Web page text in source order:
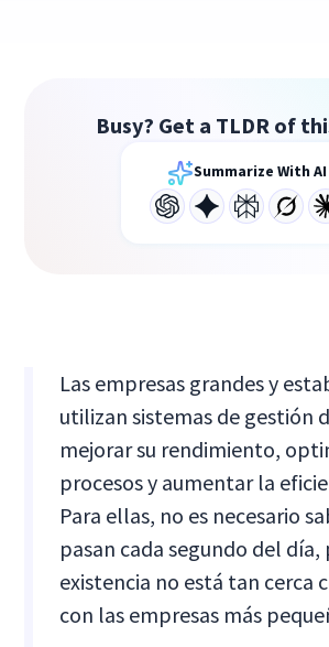
Busy? Get a TLDR of
Summarize With AI
Las empresas grandes y
utilizan sistemas de gestión
mejorar su rendimiento,
procesos y aumentar la
Para ellas, no es necesario
pasan cada segundo del día,
existencia no está tan cerca
con las empresas más